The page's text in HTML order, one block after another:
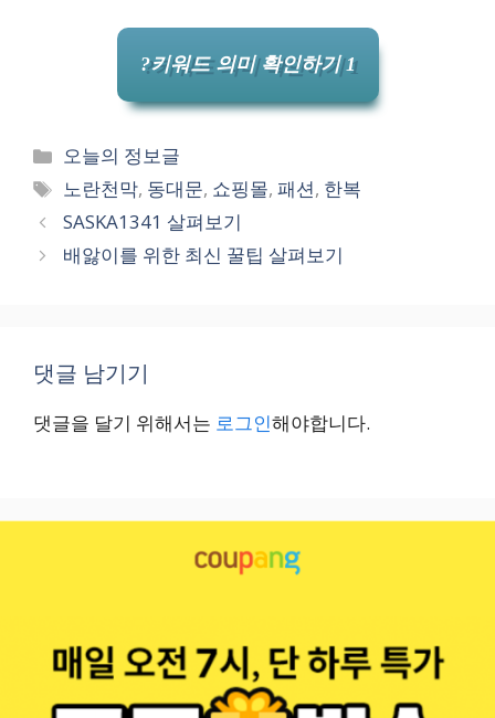
?키워드 의미 확인하기 1
카
테
리
오늘의 정보글
태
그
노란천막, 동대문, 쇼핑몰,패션, 한복
SASKA1341 살펴보기
배앓이를 위한 최신 꿀팁 살펴보기
댓글 남기기
댓글을 달기 위해서는 로그인해야합니다.